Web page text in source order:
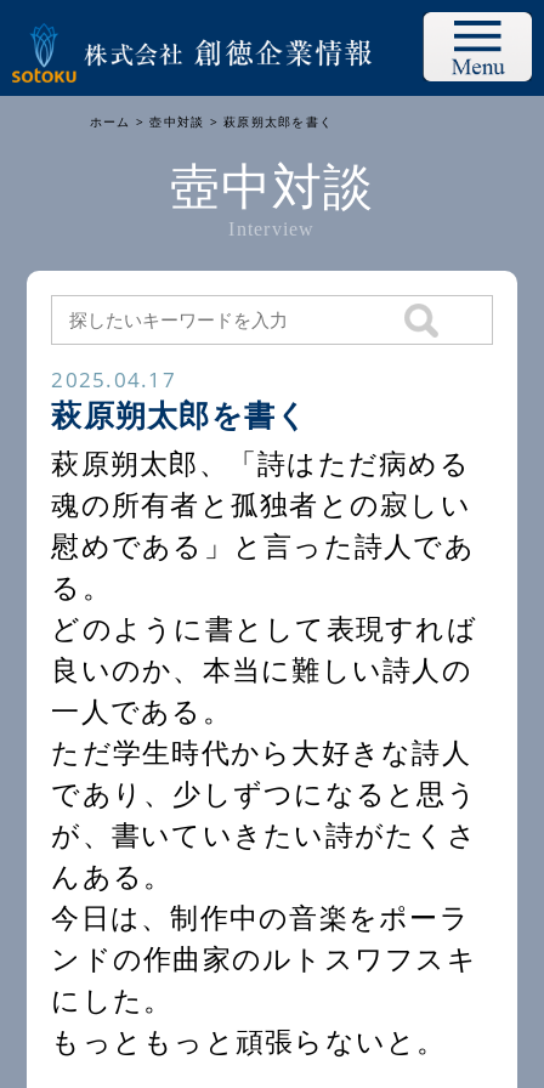
ホーム >壺中対談 > 萩原朔太郎を書く
壺中対談
Interview
2025.04.17
萩原朔太郎を書く
萩原朔太郎、「詩はただ病める
魂の所有者と孤独者との寂しい
慰めである」と言った詩人であ
る。
どのように書として表現すれば
良いのか、本当に難しい詩人の
一人である。
ただ学生時代から大好きな詩人
であり、少しずつになると思う
が、書いていきたい詩がたくさ
んある。
今日は、制作中の音楽をポーラ
ンドの作曲家のルトスワフスキ
にした。
もっともっと頑張らないと。